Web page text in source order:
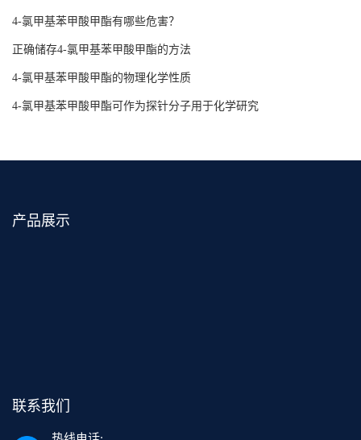
4-氯甲基苯甲酸甲酯有哪些危害？
正确储存4-氯甲基苯甲酸甲酯的方法
4-氯甲基苯甲酸甲酯的物理化学性质
4-氯甲基苯甲酸甲酯可作为探针分子用于化学研究
产品展示
联系我们